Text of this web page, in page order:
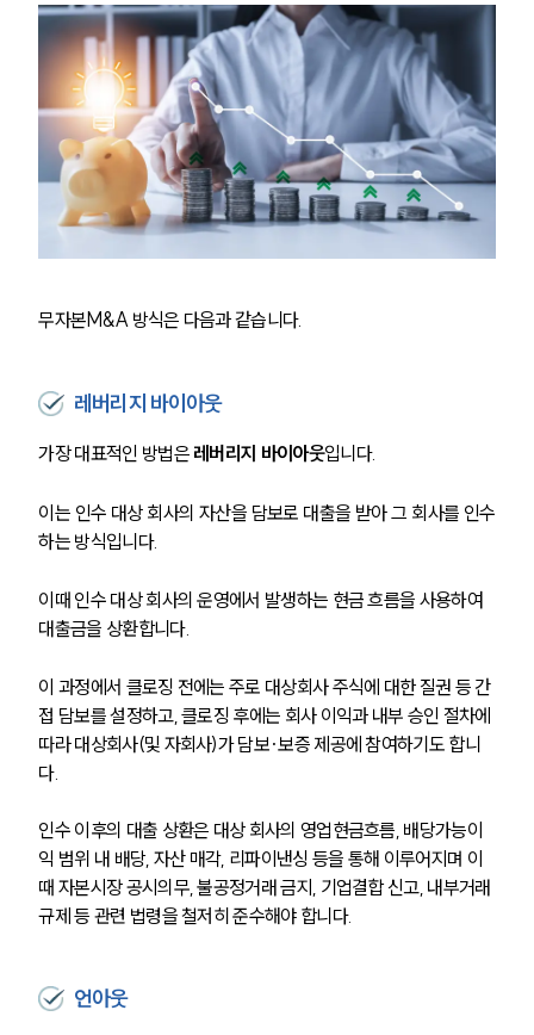
무자본M&A 방식은 다음과 같습니다.
레버리지 바이아웃
가장 대표적인 방법은 레버리지 바이아웃입니다.
이는 인수 대상 회사의 자산을 담보로 대출을 받아 그 회사를 인수
하는 방식입니다.
이때 인수 대상 회사의 운영에서 발생하는 현금 흐름을 사용하여
대출금을 상환합니다.
이 과정에서 클로징 전에는 주로 대상회사 주식에 대한 질권 등 간
접 담보를 설정하고, 클로징 후에는 회사 이익과 내부 승인 절차에
따라 대상회사(및 자회사)가 담보·보증 제공에 참여하기도 합니
다.
인수 이후의 대출 상환은 대상 회사의 영업현금흐름, 배당가능이
익 범위 내 배당, 자산 매각, 리파이낸싱 등을 통해 이루어지며 이
때 자본시장 공시의무, 불공정거래 금지, 기업결합 신고, 내부거래
규제 등 관련 법령을 철저히 준수해야 합니다.
언아웃